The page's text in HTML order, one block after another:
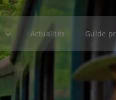
Actualités Guide